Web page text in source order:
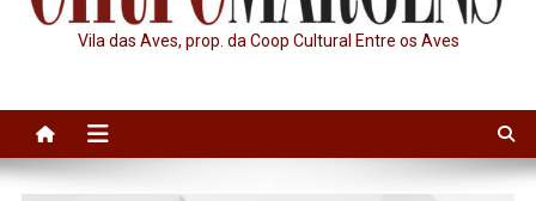
Vila das Aves, prop. da Coop Cultural Entre os Aves